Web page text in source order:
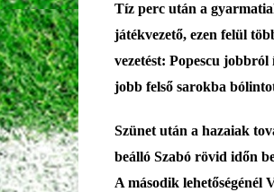
Tíz perc után a
játékvezető, ezen felül
vezetést: Popescu jobbról
jobb felső sarokba
Szünet után a hazaiak
beálló Szabó rövid időn
A második